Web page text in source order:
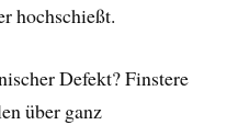
hochschießt.
Defekt? Finstere
über ganz